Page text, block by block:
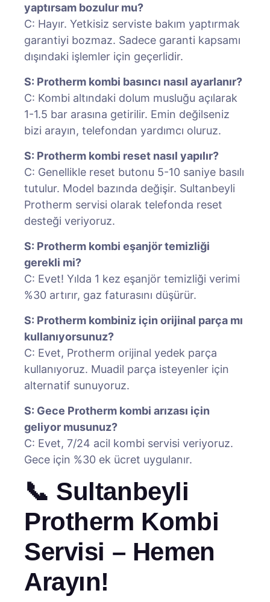
yaptırsam bozulur mu?
C: Hayır. Yetkisiz serviste bakım yaptırmak
garantiyi bozmaz. Sadece garanti kapsamı
dışındaki işlemler için geçerlidir.
S: Protherm kombi basıncı nasıl ayarlanır?
C: Kombi altındaki dolum musluğu açılarak
1-1.5 bar arasına getirilir. Emin değilseniz
bizi arayın, telefondan yardımcı oluruz.
S: Protherm kombi reset nasıl yapılır?
C: Genellikle reset butonu 5-10 saniye basılı
tutulur. Model bazında değişir. Sultanbeyli
Protherm servisi olarak telefonda reset
desteği veriyoruz.
S: Protherm kombi eşanjör temizliği
gerekli mi?
C: Evet! Yılda 1 kez eşanjör temizliği verimi
%30 artırır, gaz faturasını düşürür.
S: Protherm kombiniz için orijinal parça mı
kullanıyorsunuz?
C: Evet, Protherm orijinal yedek parça
kullanıyoruz. Muadil parça isteyenler için
alternatif sunuyoruz.
S: Gece Protherm kombi arızası için
geliyor musunuz?
C: Evet, 7/24 acil kombi servisi veriyoruz.
Gece için %30 ek ücret uygulanır.
📞 Sultanbeyli
Protherm Kombi
Servisi – Hemen
Arayın!